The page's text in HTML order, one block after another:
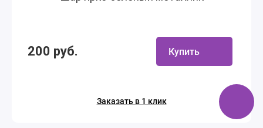
200 руб. Купить
Заказать в 1 клик